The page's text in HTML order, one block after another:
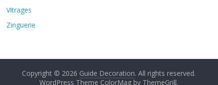
Vitrages
Zinguerie
Copyright © 2026 Guide Decoration. All rights reserved.
WordPress Theme ColorMag by ThemeGrill.